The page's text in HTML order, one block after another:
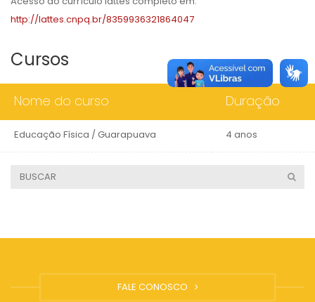
http://lattes.cnpq.br/8359936321864047
Cursos
Nome do curso Duração
Educação Física / Guarapuava 4 anos
FALE CONOSCO